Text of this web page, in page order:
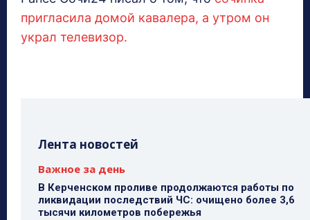
пригласила домой кавалера, а утром он
украл телевизор.
Лента новостей
Важное за день
В Керченском проливе продолжаются работы по
ликвидации последствий ЧС: очищено более 3,6
тысячи километров побережья